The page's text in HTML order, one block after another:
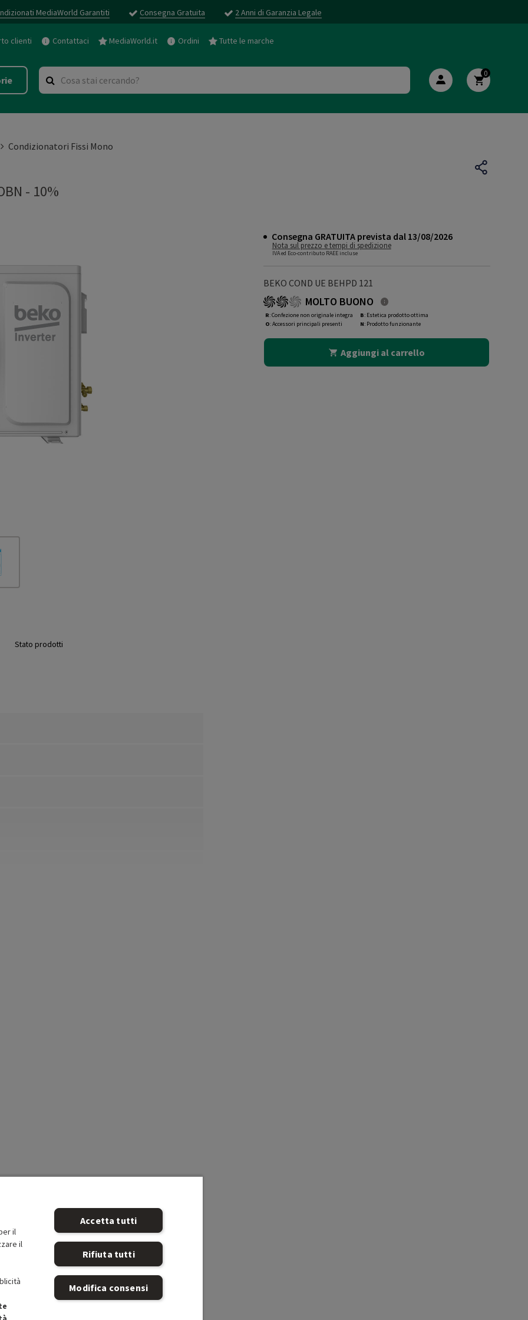
MediaWorld Garantiti Consegna Gratuita 2 Anni di Garanzia Legale
clienti Contattaci MediaWorld.it Ordini Tutte le marche
0
Condizionatori Fissi Mono
- 10%
Consegna GRATUITA prevista dal 13/08/2026
Nota sul prezzo e tempi di spedizione
IVA ed Eco-contributo RAEE incluse
BEKO COND UE BEHPD 121
MOLTO BUONO
R: Confezione non originale integra
O: Accessori principali presenti
B: Estetica prodotto ottima
N: Prodotto funzionante
Aggiungi al carrello
Stato prodotti
il
il
Accetta tutti
Rifiuta tutti
Modifica consensi